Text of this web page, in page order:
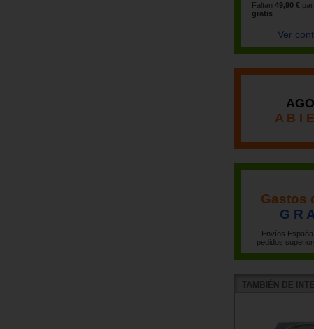
Faltan 49,90 €
gratis
Ver
A B I
Gastos
G R
Envíos
pedidos